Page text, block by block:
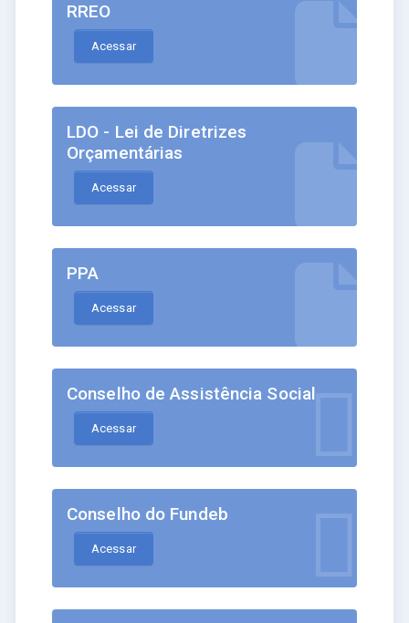
RREO
Acessar
LDO - Lei de Diretrizes
Orçamentárias
Acessar
PPA
Acessar
Conselho de Assistência Social
Acessar
Conselho do Fundeb
Acessar